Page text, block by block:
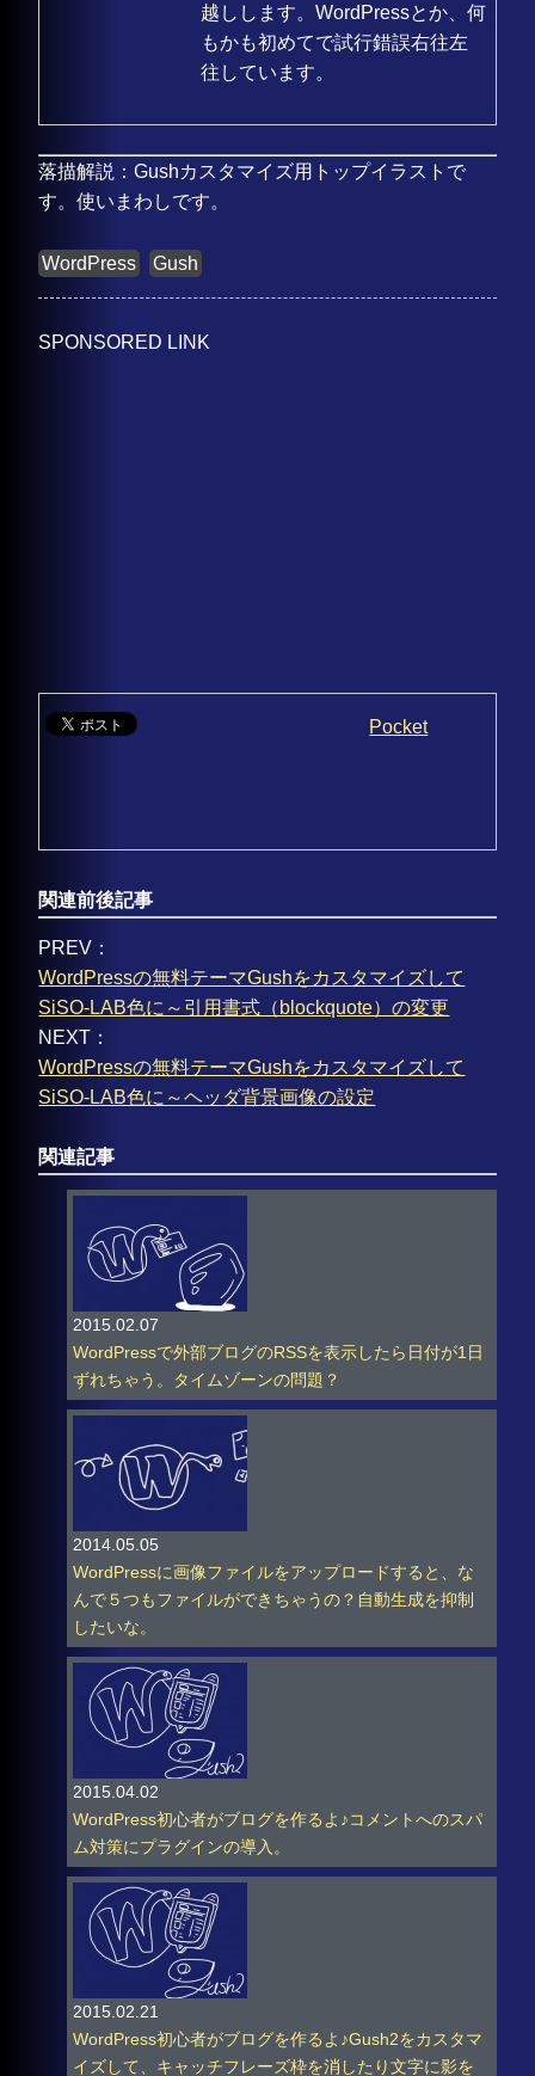
越しします。WordPressとか、何
もかも初めてで試行錯誤右往左
往しています。
落描解説：Gushカスタマイズ用トップイラストで
す。使いまわしです。
WordPress Gush
SPONSORED LINK
Pocket
関連前後記事
PREV：
WordPressの無料テーマGushをカスタマイズして
SiSO-LAB色に～引用書式（blockquote）の変更
NEXT：
WordPressの無料テーマGushをカスタマイズして
SiSO-LAB色に～ヘッダ背景画像の設定
関連記事
2015.02.07
WordPressで外部ブログのRSSを表示したら日付が1日
ずれちゃう。タイムゾーンの問題？
2014.05.05
WordPressに画像ファイルをアップロードすると、な
んで５つもファイルができちゃうの？自動生成を抑制
したいな。
2015.04.02
WordPress初心者がブログを作るよ♪コメントへのスパ
ム対策にプラグインの導入。
2015.02.21
WordPress初心者がブログを作るよ♪Gush2をカスタマ
イズして、キャッチフレーズ枠を消したり文字に影を